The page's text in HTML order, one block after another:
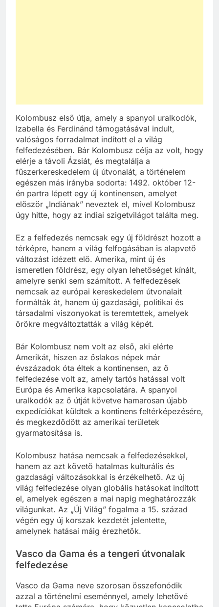
Kolombusz első útja, amely a spanyol uralkodók,
Izabella és Ferdinánd támogatásával indult,
valóságos forradalmat indított el a világ
felfedezésében. Bár Kolombusz célja az volt, hogy
elérje a távoli Ázsiát, és megtalálja a
fűszerkereskedelem új útvonalát, a történelem
egészen más irányba sodorta: 1492. október 12-
én partra lépett egy új kontinensen, amelyet
először „Indiának” neveztek el, mivel Kolombusz
úgy hitte, hogy az indiai szigetvilágot találta meg.
Ez a felfedezés nemcsak egy új földrészt hozott a
térképre, hanem a világ felfogásában is alapvető
változást idézett elő. Amerika, mint új és
ismeretlen földrész, egy olyan lehetőséget kínált,
amelyre senki sem számított. A felfedezések
nemcsak az európai kereskedelem útvonalait
formálták át, hanem új gazdasági, politikai és
társadalmi viszonyokat is teremtettek, amelyek
örökre megváltoztatták a világ képét.
Bár Kolombusz nem volt az első, aki elérte
Amerikát, hiszen az őslakos népek már
évszázadok óta éltek a kontinensen, az ő
felfedezése volt az, amely tartós hatással volt
Európa és Amerika kapcsolatára. A spanyol
uralkodók az ő útját követve hamarosan újabb
expedíciókat küldtek a kontinens feltérképezésére,
és megkezdődött az amerikai területek
gyarmatosítása is.
Kolombusz hatása nemcsak a felfedezésekkel,
hanem az azt követő hatalmas kulturális és
gazdasági változásokkal is érzékelhető. Az új
világ felfedezése olyan globális hatásokat indított
el, amelyek egészen a mai napig meghatározzák
világunkat. Az „Új Világ” fogalma a 15. század
végén egy új korszak kezdetét jelentette,
amelynek hatásai máig érezhetők.
Vasco da Gama és a tengeri útvonalak
felfedezése
Vasco da Gama neve szorosan összefonódik
azzal a történelmi eseménnyel, amely lehetővé